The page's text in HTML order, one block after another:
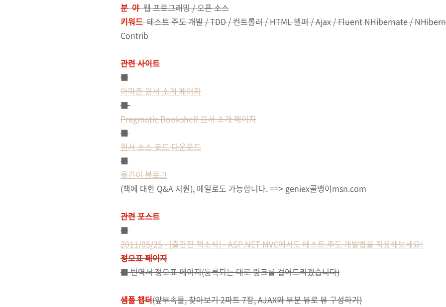
분 야웹 프로그래밍 / 오픈 소스
키워드테스트 주도 개발 / TDD / 컨트롤러 / HTML 핼퍼 / Ajax / Fluent NHibernate /
Contrib
관련 사이트
■
아마존 원서 소개 페이지
■
Pragmatic Bookshelf 원서 소개 페이지
■
원서 소스 코드 다운로드
■
옮긴이 블로그
(책에 대한 Q&A 지원), 메일로도 가능합니다. ==> geniex골뱅이msn.com
관련 포스트
■
2011/05/25 - [출간전 책소식] - ASP.NET MVC에서도 테스트 주도 개발법을 적용해보세요!
정오표 페이지
■ 번역서 정오표 페이지(등록되는 대로 링크를 걸어드리겠습니다)
샘플 챕터(앞부속물, 찾아보기 2파트 7장, AJAX와 부분 뷰로 뷰 구성하기)